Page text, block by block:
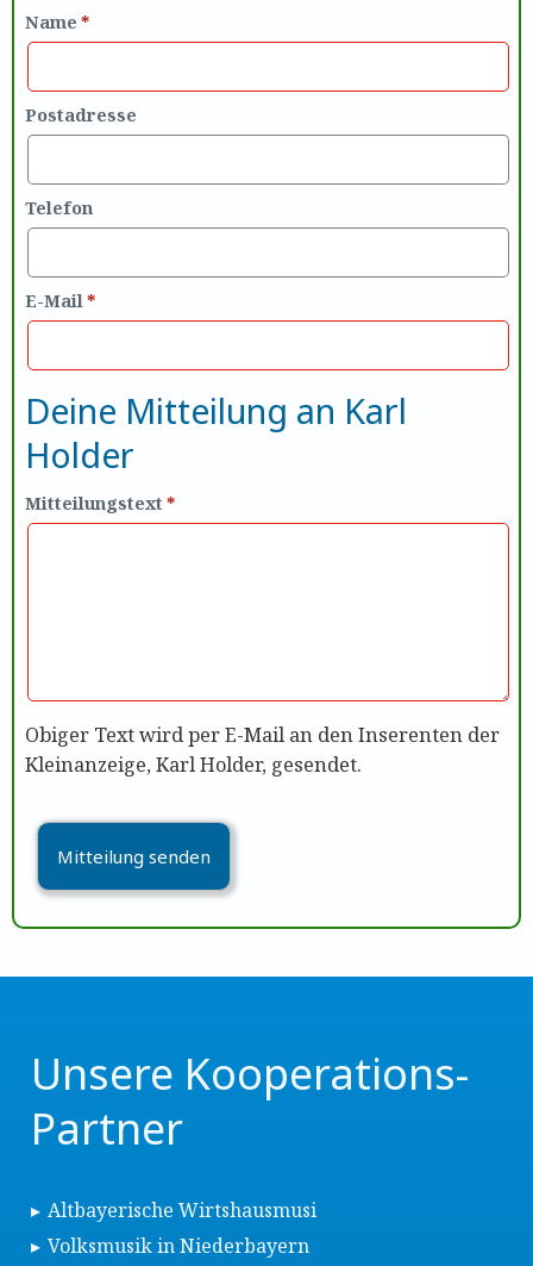
Name *
Postadresse
Telefon
E-Mail*
Deine Mitteilung an Karl
Holder
Mitteilungstext*
Obiger Text wird per E-Mail an den Inserenten der
Kleinanzeige, Karl Holder, gesendet.
Unsere Kooperations-
Partner
Altbayerische Wirtshausmusi
Volksmusik in Niederbayern